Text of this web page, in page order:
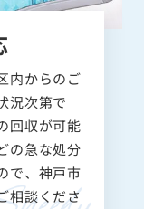
内からのご
況次第で
回収が可能
の急な処分
で、神戸市
相談くださ